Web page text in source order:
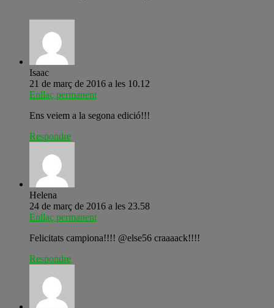
Isaac
21 de març de 2016 a les 10.12
Enllaç permanent
Ens veiem a la segona edició!!!
Respondre
Helena
24 de març de 2016 a les 23.58
Enllaç permanent
Felicitats campiona!!!! @else56 craaaack!!!!
Respondre